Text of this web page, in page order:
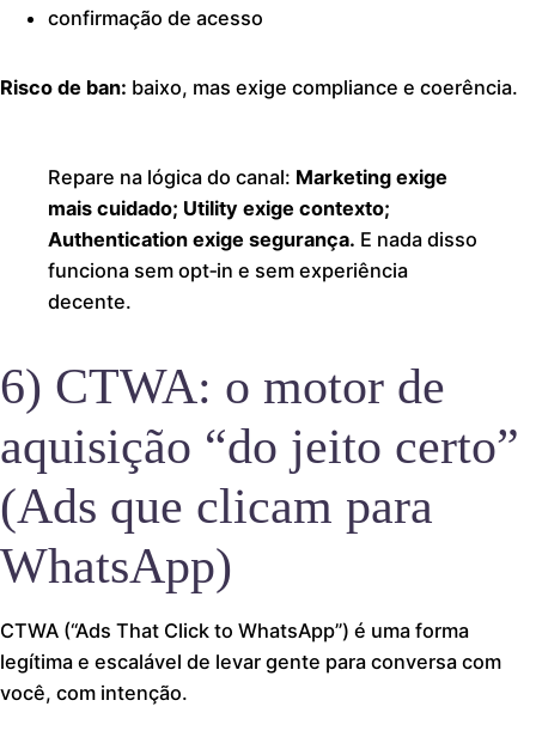
confirmação de acesso
Risco de ban: baixo, mas exige compliance e coerência.
Repare na lógica do canal: Marketing exige
mais cuidado; Utility exige contexto;
Authentication exige segurança. E nada disso
funciona sem opt‑in e sem experiência
decente.
6) CTWA: o motor de
aquisição “do jeito certo”
(Ads que clicam para
WhatsApp)
CTWA (“Ads That Click to WhatsApp”) é uma forma
legítima e escalável de levar gente para conversa com
você, com intenção.